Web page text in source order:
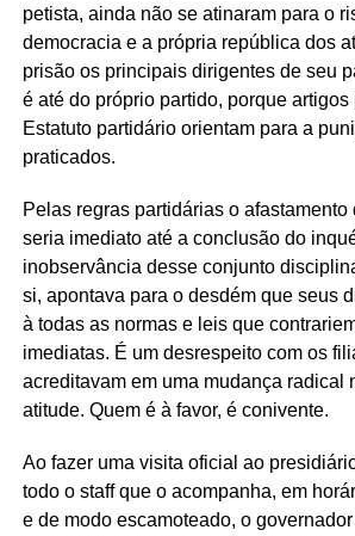
petista, ainda não se atinaram para o
democracia e a própria república dos
prisão os principais dirigentes de seu
é até do próprio partido, porque artigos
Estatuto partidário orientam para a
praticados.
Pelas regras partidárias o
seria imediato até a conclusão do
inobservância desse conjunto
si, apontava para o desdém que seus
à todas as normas e leis que
imediatas. É um desrespeito com os
acreditavam em uma mudança radical
atitude. Quem é à favor, é conivente.
Ao fazer uma visita oficial ao
todo o staff que o acompanha, em
e de modo escamoteado, o